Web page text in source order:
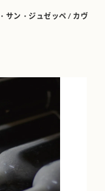
サン・ジュゼッペ / カヴ